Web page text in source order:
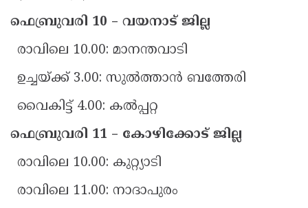
ഫെബ്രുവരി 10 – വയനാട് ജില്ല
രാവിലെ 10.00: മാനന്തവാടി
ഉച്ചയ്ക്ക് 3.00: സുൽത്താൻ ബത്തേരി
വൈകിട്ട് 4.00: കൽപ്പറ്റ
ഫെബ്രുവരി 11 – കോഴിക്കോട് ജില്ല
രാവിലെ 10.00: കുറ്റ്യാടി
രാവിലെ 11.00: നാദാപുരം